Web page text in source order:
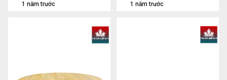
1 năm trước 1 năm trước